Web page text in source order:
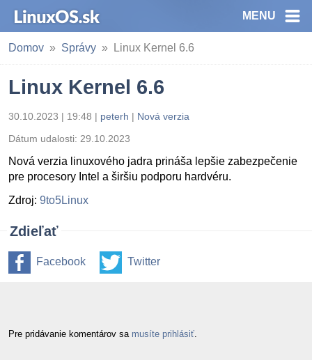
MENU
Domov Správy Linux Kernel 6.6
Linux Kernel 6.6
30.10.2023 | 19:48 | peterh | Nová verzia
Dátum udalosti: 29.10.2023
Nová verzia linuxového jadra prináša lepšie zabezpečenie
pre procesory Intel a širšiu podporu hardvéru.
Zdroj: 9to5Linux
Zdieľať
Facebook Twitter
Pre pridávanie komentárov sa musíte prihlásiť